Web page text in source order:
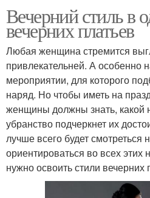
Вечерний стиль в
вечерних платьев
Любая женщина стремится
привлекательней. А особенно
мероприятии, для которого
наряд. Но чтобы иметь на
женщины должны знать, какой
убранство подчеркнет их
лучше всего будет смотреться
ориентироваться во всех этих
нужно освоить стили вечерних